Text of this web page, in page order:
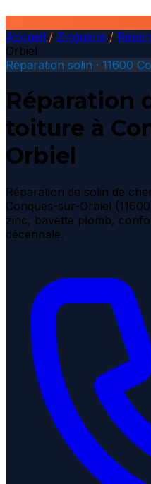
Accueil / Zinguerie /
Orbiel
Réparation solin · 11600
Réparation
toiture à
Orbiel
Réparation de solin de
Conques-sur-Orbiel
zinc, bavette plomb,
décennale.